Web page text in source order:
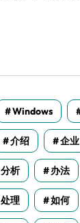
Windows
介绍 企业
分析 办法
处理 如何